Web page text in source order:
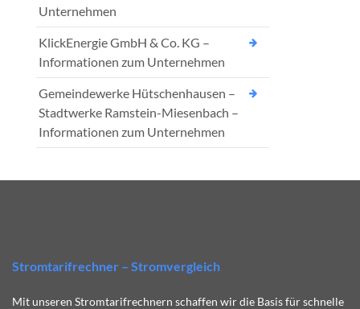
Unternehmen
KlickEnergie GmbH & Co. KG –
Informationen zum Unternehmen
Gemeindewerke Hütschenhausen –
Stadtwerke Ramstein-Miesenbach –
Informationen zum Unternehmen
Stromtarifrechner – Stromvergleich
Mit unseren Stromtarifrechnern schaffen wir die Basis für schnelle